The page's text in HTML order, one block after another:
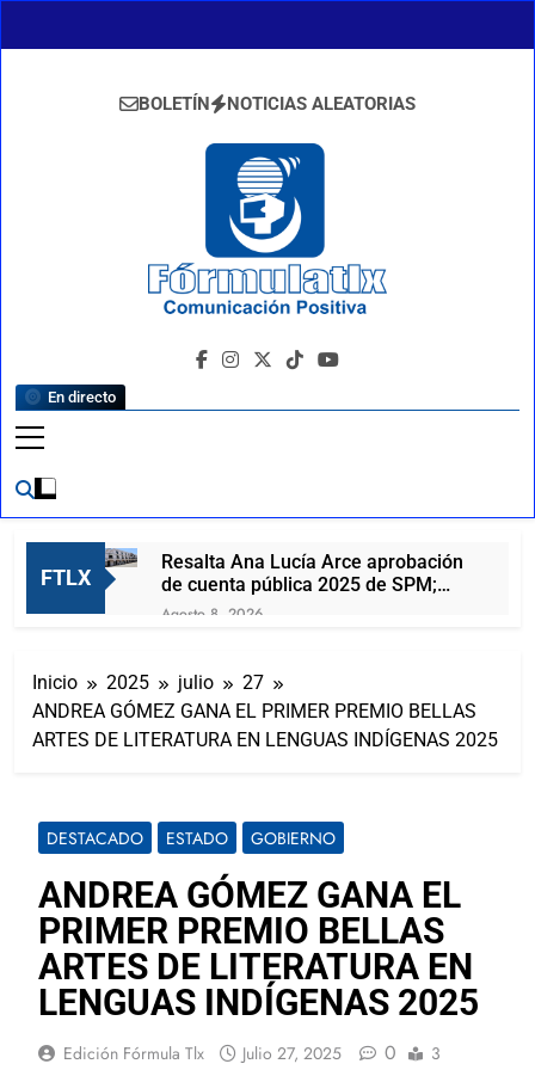
BOLETÍN NOTICIAS ALEATORIAS
En directo
FormulaTlx
Comunicación Positiva
FTLX
Resalta Ana Lucía Arce aprobación
de cuenta pública 2025 de SPM;
observaciones serán subsanadas
Agosto 8, 2026
de Alfonso Sánchez
Agosto 8, 2026
Joven mujer muere prensada tras
brutal choque en la Apizaco-
Reinas De “Tlaxcala, La Feria De
Ferias 2026: La Flor Tlaxcalteca”
Agosto 7, 2026
Carlos Augusto Pérez Hernández
reafirma su compromiso con la
capital de Tlaxcala a través del
diálogo directo con la ciudadanía
Agosto 7, 2026
Lorena Cuéllar podría ser detenida
por la DEA antes de que concluya
su mandato
Agosto 7, 2026
buenas noticias!
Inicio 2025 julio
27
ANDREA GÓMEZ GANA EL PRIMER PREMIO BELLAS
ARTES DE LITERATURA EN LENGUAS INDÍGENAS 2025
DESTACADO ESTADO GOBIERNO
ANDREA GÓMEZ GANA EL
PRIMER PREMIO BELLAS
ARTES DE LITERATURA EN
LENGUAS INDÍGENAS 2025
Edición Fórmula Tlx Julio 27, 2025 0
3